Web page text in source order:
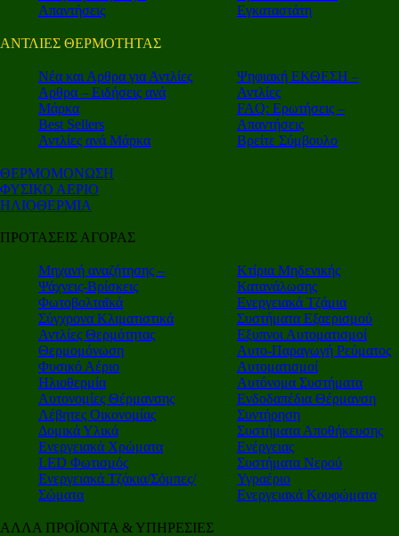
Απαντήσεις
Εγκαταστάτη
ΑΝΤΛΙΕΣ ΘΕΡΜΟΤΗΤΑΣ
Nέα και Αρθρα για Αντλίες
Αρθρα – Ειδήσεις ανά
Μάρκα
Best Sellers
Αντλίες ανά Μάρκα
Ψηφιακή ΕΚΘΕΣΗ –
Αντλίες
FAQ: Ερωτήσεις –
Απαντήσεις
Βρείτε Σύμβουλο
ΘΕΡΜΟΜΟΝΩΣΗ
ΦΥΣΙΚΟ ΑΕΡΙΟ
ΗΛΙΟΘΕΡΜΙΑ
ΠΡΟΤΑΣΕΙΣ ΑΓΟΡΑΣ
Μηχανή αναζήτησης –
Ψάχνεις-Βρίσκεις
Φωτοβολταϊκά
Σύγχρονα Κλιματιστικά
Αντλίες Θερμότητας
Θερμομόνωση
Φυσικό Αέριο
Ηλιοθερμία
Αυτονομίες Θέρμανσης
Λέβητες Οικονομίας
Δομικά Υλικά
Ενεργειακά Χρώματα
LED Φωτισμός
Ενεργειακά Τζάκια/Σόμπες/
Σώματα
Κτίρια Μηδενικής
Κατανάλωσης
Ενεργειακά Τζάμια
Συστήματα Εξαερισμού
Εξυπνοι Αυτοματισμοί
Αυτο-Παραγωγή Ρεύματος
Αυτοματισμοί
Αυτόνομα Συστήματα
Ενδοδαπέδια Θέρμανση
Συντήρηση
Συστήματα Αποθήκευσης
Ενέργειας
Συστήματα Νερού
Υγραέριο
Ενεργειακά Κουφώματα
ΑΛΛΑ ΠΡΟΪΟΝΤΑ & ΥΠΗΡΕΣΙΕΣ